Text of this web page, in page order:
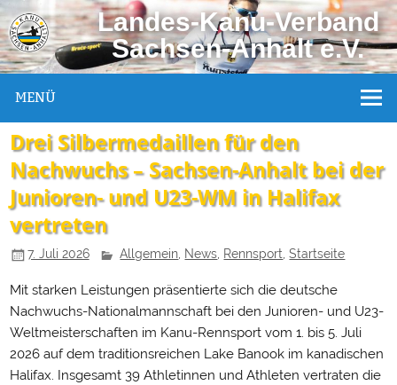
Landes-Kanu-Verband
Sachsen-Anhalt e.V.
MENÜ
Drei Silbermedaillen für den
Nachwuchs – Sachsen-Anhalt bei der
Junioren- und U23-WM in Halifax
vertreten
7. Juli 2026 Allgemein News Rennsport ,Startseite
Mit starken Leistungen präsentierte sich die deutsche
Nachwuchs-Nationalmannschaft bei den Junioren- und U23-
Weltmeisterschaften im Kanu-Rennsport vom 1. bis 5. Juli
2026 auf dem traditionsreichen Lake Banook im kanadischen
Halifax. Insgesamt 39 Athletinnen und Athleten vertraten die